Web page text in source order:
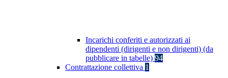
Incarichi conferiti e autorizzati ai
dipendenti (dirigenti e non dirigenti) (da
pubblicare in tabelle) 94
Contrattazione collettiva 1